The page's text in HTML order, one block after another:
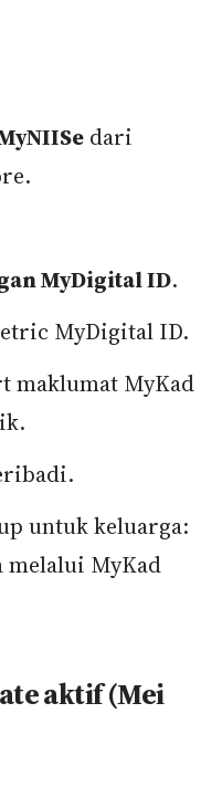
dari
MyDigital ID.
MyDigital ID.
maklumat MyKad
untuk keluarga:
melalui MyKad
aktif (Mei